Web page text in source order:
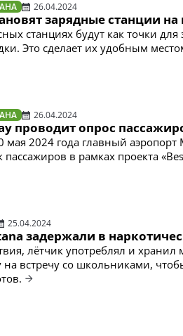
26.04.2024
зарядные станции на
станциях будут как точки
Это сделает их удобным
26.04.2024
проводит опрос
мая 2024 года главный аэропорт
в рамках проекта
25.04.2024
задержали в
лётчик употреблял и
на встречу со школьниками,